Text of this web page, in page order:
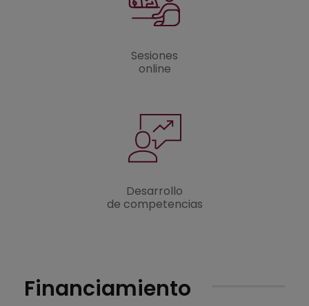
Sesiones
online
Desarrollo
de competencias
Financiamiento